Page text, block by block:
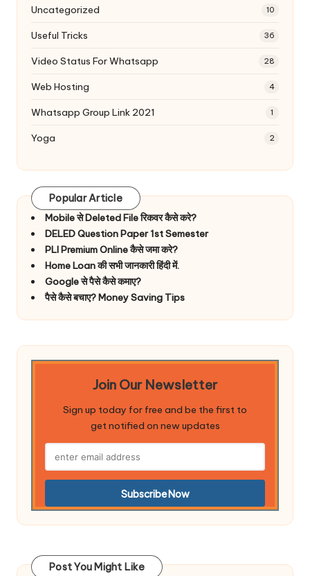
Uncategorized 10
Useful Tricks 36
Video Status For Whatsapp 28
Web Hosting 4
Whatsapp Group Link 2021 1
Yoga 2
Popular Article
Mobile से Deleted File रिकवर कैसे करे?
DELED Question Paper 1st Semester
PLI Premium Online कैसे जमा करे?
Home Loan की सभी जानकारी हिंदी में.
Google से पैसे कैसे कमाए?
पैसे कैसे बचाए? Money Saving Tips
Join Our Newsletter
Sign up today for free and be the first to
get notified on new updates
Post You Might Like